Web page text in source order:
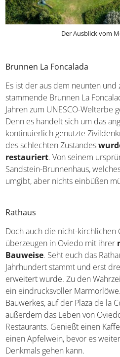
Der Ausblick vom
Brunnen La Foncalada
Es ist der aus dem neunten und
stammende Brunnen La
Jahren zum UNESCO-Welterbe
Denn es handelt sich um das
kontinuierlich genutzte
des schlechten Zustandes
restauriert. Von seinem
Sandstein-Brunnenhaus,
umgibt, aber nichts einbüßen
Rathaus
Doch auch die nicht-
überzeugen in Oviedo mit ihrer
Bauweise. Seht euch das
Jahrhundert stammt und erst
erweitert wurde. Zu den
ein eindrucksvoller
Bauwerkes, auf der Plaza de la
außerdem das Leben von
Restaurants. Genießt einen
einen Apfelwein, bevor es
Denkmals gehen kann.